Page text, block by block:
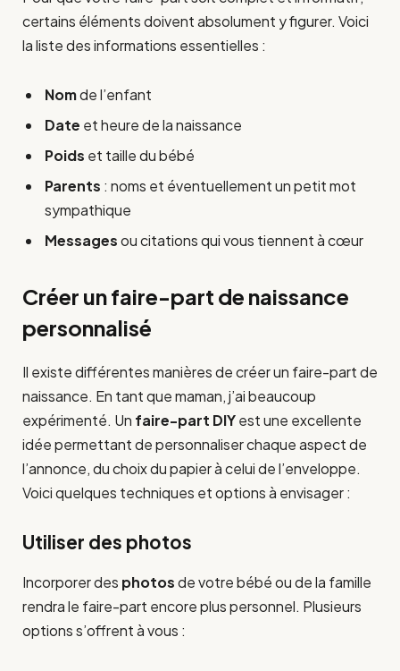
certains éléments doivent absolument y figurer. Voici
la liste des informations essentielles :
Nomde l’enfant
Date et heure de la naissance
Poids et taille du bébé
Parents : noms et éventuellement un petit mot
sympathique
Messagesou citations qui vous tiennent à cœur
Créer un faire-part de naissance
personnalisé
Il existe différentes manières de créer un faire-part de
naissance. En tant que maman, j’ai beaucoup
expérimenté. Un faire-part DIYest une excellente
idée permettant de personnaliser chaque aspect de
l’annonce, du choix du papier à celui de l’enveloppe.
Voici quelques techniques et options à envisager :
Utiliser des photos
Incorporer des photosde votre bébé ou de la famille
rendra le faire-part encore plus personnel. Plusieurs
options s’offrent à vous :